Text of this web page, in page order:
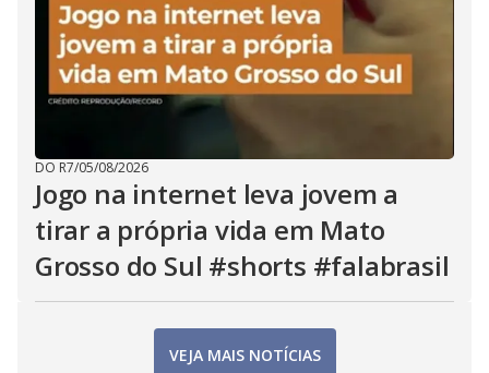
DO R7/05/08/2026
Jogo na internet leva jovem a
tirar a própria vida em Mato
Grosso do Sul #shorts #falabrasil
VEJA MAIS NOTÍCIAS